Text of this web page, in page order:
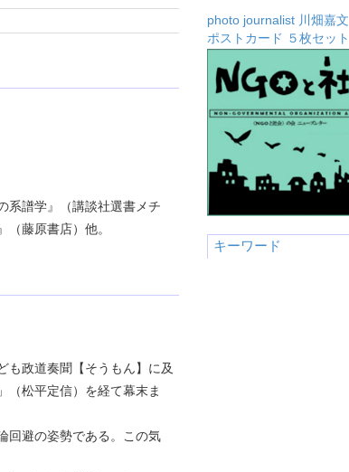
系譜学』（講談社選書メチ
（藤原書店）他。
も政道奏聞【そうもん】に及
（松平定信）を経て幕末ま
回避の姿勢である。この気
photo journalist 川畑嘉文
ポストカード ５枚セット
キーワード